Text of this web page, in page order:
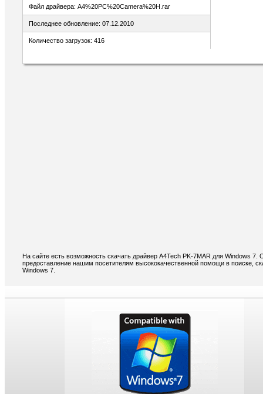
Файл драйвера: A4%20PC%20Camera%20H.rar
Последнее обновление: 07.12.2010
Количество загрузок: 416
На сайте есть возможность скачать драйвер A4Tech PK-7MAR для Windows
предоставление нашим посетителям высококачественной помощи в поиске,
Windows 7.